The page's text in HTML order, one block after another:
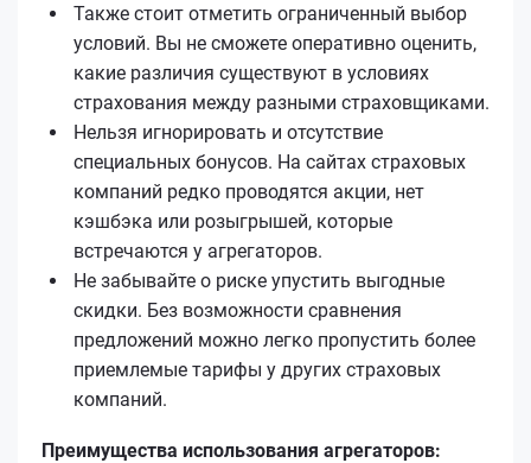
Также стоит отметить ограниченный выбор
условий. Вы не сможете оперативно оценить,
какие различия существуют в условиях
страхования между разными страховщиками.
Нельзя игнорировать и отсутствие
специальных бонусов. На сайтах страховых
компаний редко проводятся акции, нет
кэшбэка или розыгрышей, которые
встречаются у агрегаторов.
Не забывайте о риске упустить выгодные
скидки. Без возможности сравнения
предложений можно легко пропустить более
приемлемые тарифы у других страховых
компаний.
Преимущества использования агрегаторов: